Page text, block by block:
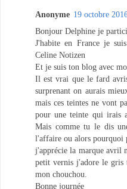
Anonyme 19 octobre
Bonjour Delphine je
J'habite en France je
Celine Notizen
Et je suis ton blog avec
Il est vrai que le fard
surprenant on aurais
mais ces teintes ne vont
pour une teinte qui irais
Mais comme tu le dis
l'affaire ou alors pourquoi
j'apprécie la marque avril
petit vernis j'adore le gris
mon chouchou.
Bonne journée